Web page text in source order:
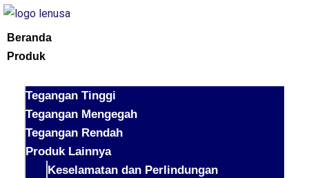
Beranda
Produk
Tegangan Tinggi
Tegangan Mengegah
Tegangan Rendah
Produk Lainnya
Keselamatan dan Perlindungan